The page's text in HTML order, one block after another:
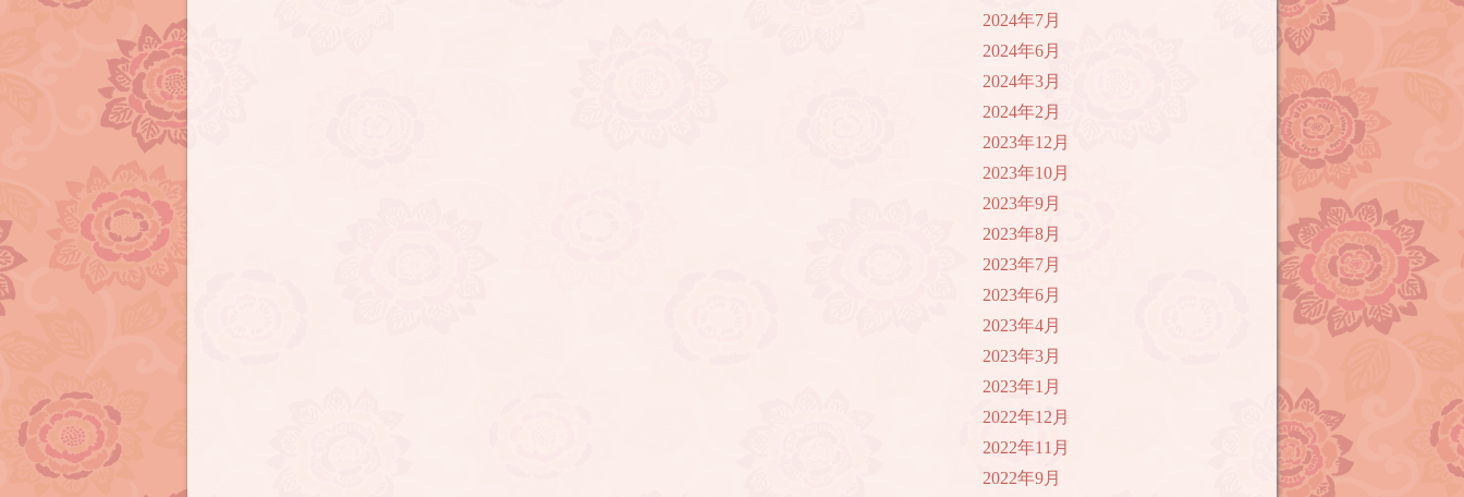
2024年7月
2024年6月
2024年3月
2024年2月
2023年12月
2023年10月
2023年9月
2023年8月
2023年7月
2023年6月
2023年4月
2023年3月
2023年1月
2022年12月
2022年11月
2022年9月